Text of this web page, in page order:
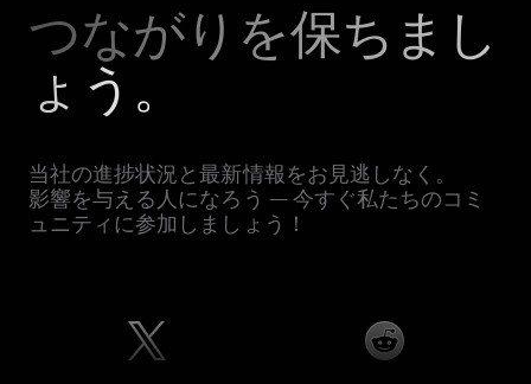
つながりを保ちまし
ょう。
当社の進捗状況と最新情報をお見逃しなく。
影響を与える人になろう — 今すぐ私たちのコミ
ュニティに参加しましょう！